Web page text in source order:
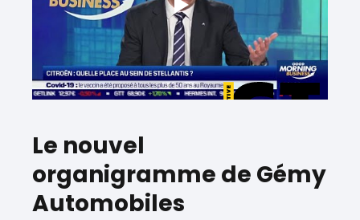
Le nouvel
organigramme de Gémy
Automobiles